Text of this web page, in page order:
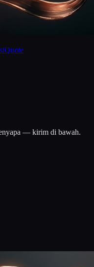
Quote
— kirim di bawah.